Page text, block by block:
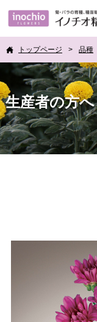
トップページ 品種
生産者の方へ